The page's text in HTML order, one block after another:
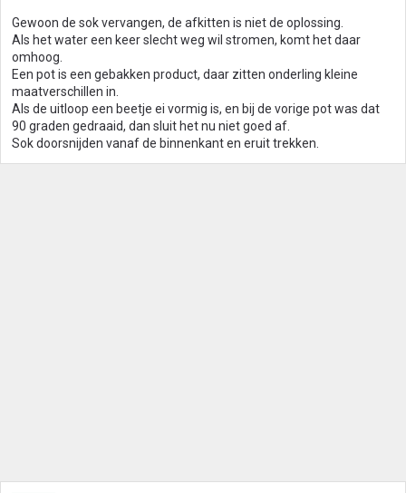
Gewoon de sok vervangen, de afkitten is niet de oplossing.
Als het water een keer slecht weg wil stromen, komt het daar
omhoog.
Een pot is een gebakken product, daar zitten onderling kleine
maatverschillen in.
Als de uitloop een beetje ei vormig is, en bij de vorige pot was dat
90 graden gedraaid, dan sluit het nu niet goed af.
Sok doorsnijden vanaf de binnenkant en eruit trekken.